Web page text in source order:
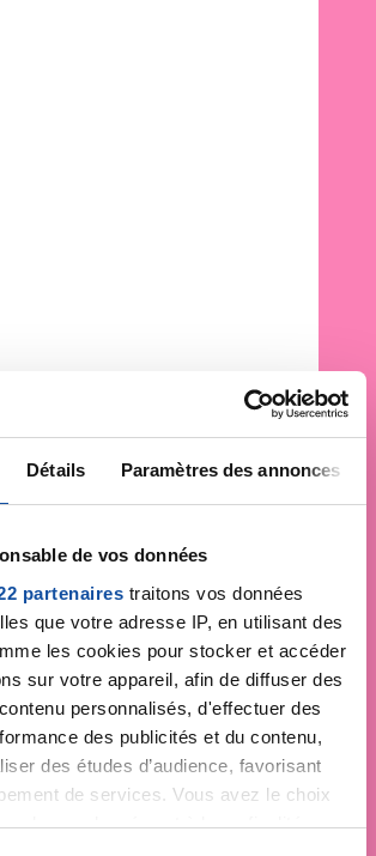
Détails Paramètres des annonces
de vos données
partenaires traitons vos données
que votre adresse IP, en utilisant des
les cookies pour stocker et accéder
sur votre appareil, afin de diffuser des
personnalisés, d'effectuer des
des publicités et du contenu,
des études d’audience, favorisant
de services. Vous avez le choix
de vos données et à leurs finalités.